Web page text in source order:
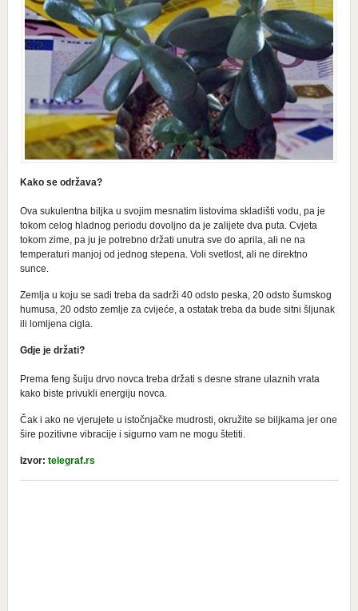
Kako se održava?
Ova sukulentna biljka u svojim mesnatim listovima skladišti vodu, pa je
tokom celog hladnog periodu dovoljno da je zalijete dva puta. Cvjeta
tokom zime, pa ju je potrebno držati unutra sve do aprila, ali ne na
temperaturi manjoj od jednog stepena. Voli svetlost, ali ne direktno
sunce.
Zemlja u koju se sadi treba da sadrži 40 odsto peska, 20 odsto šumskog
humusa, 20 odsto zemlje za cvijeće, a ostatak treba da bude sitni šljunak
ili lomljena cigla.
Gdje je držati?
Prema feng šuiju drvo novca treba držati s desne strane ulaznih vrata
kako biste privukli energiju novca.
Čak i ako ne vjerujete u istočnjačke mudrosti, okružite se biljkama jer one
šire pozitivne vibracije i sigurno vam ne mogu štetiti.
Izvor: telegraf.rs